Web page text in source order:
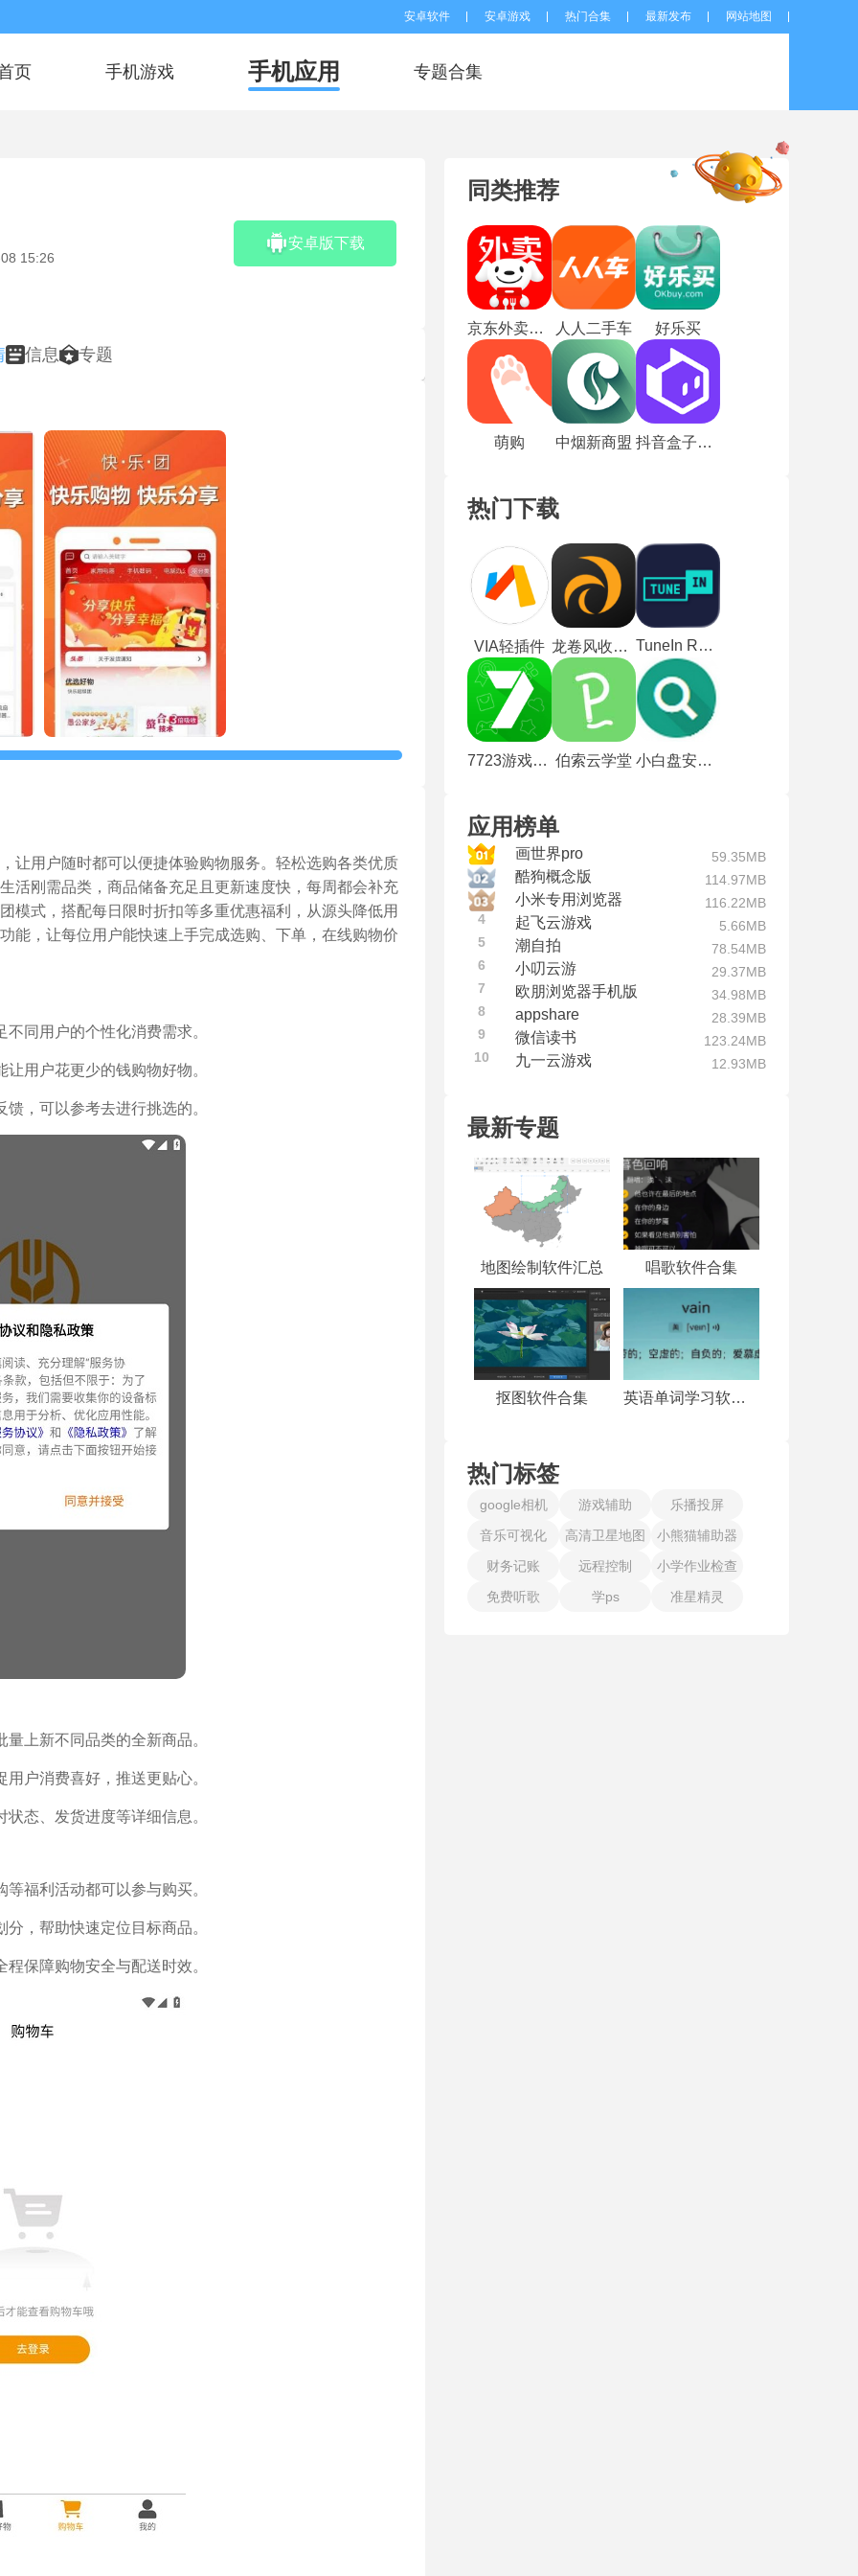
安卓软件 安卓游戏 热门合集 最新发布 网站地图
页 手机游戏 手机应用 专题合集
15:26
安卓版下载
信息 专题
让用户随时都可以便捷体验购物服务。轻松选购各类优质
活刚需品类，商品储备充足且更新速度快，每周都会补充
模式，搭配每日限时折扣等多重优惠福利，从源头降低用
能，让每位用户能快速上手完成选购、下单，在线购物价
同用户的个性化消费需求。
用户花更少的钱购物好物。
，可以参考去进行挑选的。
上新不同品类的全新商品。
户消费喜好，推送更贴心。
态、发货进度等详细信息。
福利活动都可以参与购买。
，帮助快速定位目标商品。
保障购物安全与配送时效。
同类推荐
京东外卖平台 人人二手车 好乐买
萌购 中烟新商盟 抖音盒子安卓版
热门下载
VIA轻插件 龙卷风收音机纯净版 TuneIn Radio
7723游戏盒老版本 伯索云学堂 小白盘安卓版
应用榜单
画世界pro 59.35MB
酷狗概念版 114.97MB
小米专用浏览器
116.22MB
4
起飞云游戏
5.66MB
5
潮自拍
78.54MB
6
小叨云游
29.37MB
7
欧朋浏览器手机版
34.98MB
8
appshare
28.39MB
9
微信读书
123.24MB
10
九一云游戏 12.93MB
最新专题
地图绘制软件汇总 唱歌软件合集
抠图软件合集 英语单词学习软件合集
热门标签
google相机 游戏辅助
乐播投屏
音乐可视化
高清卫星地图
小熊猫辅助器
财务记账
远程控制
小学作业检查
免费听歌
学ps 准星精灵